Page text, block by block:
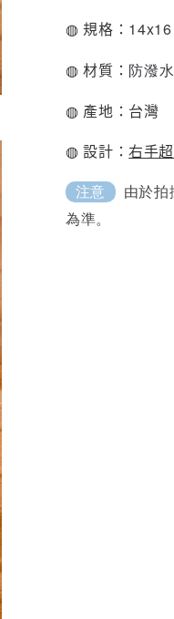
◍ 規格：
◍ 材質： 防潑
◍ 產地：台灣
◍ 設計：右手
注意
由於
為準。